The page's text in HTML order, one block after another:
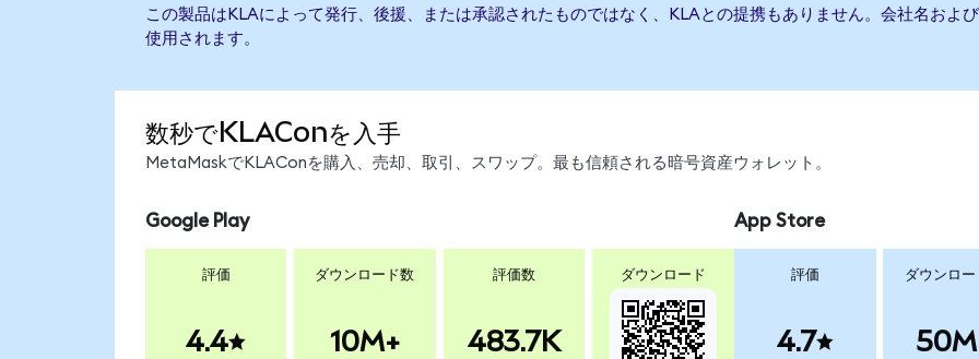
この製品はKLAによって発行、後援、または承認されたものではなく、KLAとの提携もありません。会社名およ
使用されます。
数秒でKLAConを入手
MetaMaskでKLAConを購入、売却、取引、スワップ。最も信頼される暗号資産ウォレット。
Google Play
評価
4.4
ダウンロード数
10M+
評価数
483.7K
ダウンロード
App Store
評価
4.7
ダウンロー